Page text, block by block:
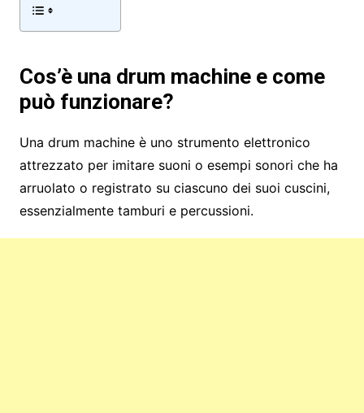
Cos’è una drum machine e come
può funzionare?
Una drum machine è uno strumento elettronico
attrezzato per imitare suoni o esempi sonori che ha
arruolato o registrato su ciascuno dei suoi cuscini,
essenzialmente tamburi e percussioni.